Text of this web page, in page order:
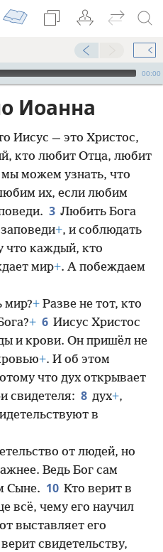
00:00
Иоанна
Иисус — это Христос,
кто любит Отца, любит
можем узнать, что
их, если любим
3 Любить Бога
+, и соблюдать
что каждый, кто
мир+. А побеждаем
мир?+ Разве не тот, кто
+ 6 Иисус Христос
и крови. Он пришёл не
+. И об этом
что дух открывает
свидетеля: 8 дух+,
в
от людей, но
Ведь Бог сам
Сыне. 10 Кто верит в
всё, чему его научил
выставляет его
свидетельству,